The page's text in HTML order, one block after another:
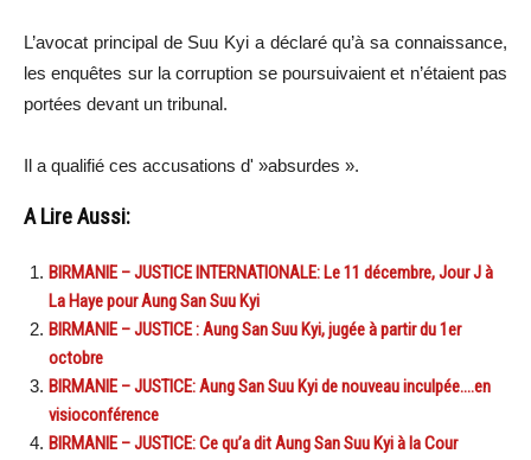
L’avocat principal de Suu Kyi a déclaré qu’à sa connaissance,
les enquêtes sur la corruption se poursuivaient et n’étaient pas
portées devant un tribunal.
Il a qualifié ces accusations d' »absurdes ».
A Lire Aussi:
BIRMANIE – JUSTICE INTERNATIONALE: Le 11 décembre, Jour J à
La Haye pour Aung San Suu Kyi
BIRMANIE – JUSTICE : Aung San Suu Kyi, jugée à partir du 1er
octobre
BIRMANIE – JUSTICE: Aung San Suu Kyi de nouveau inculpée….en
visioconférence
BIRMANIE – JUSTICE: Ce qu’a dit Aung San Suu Kyi à la Cour